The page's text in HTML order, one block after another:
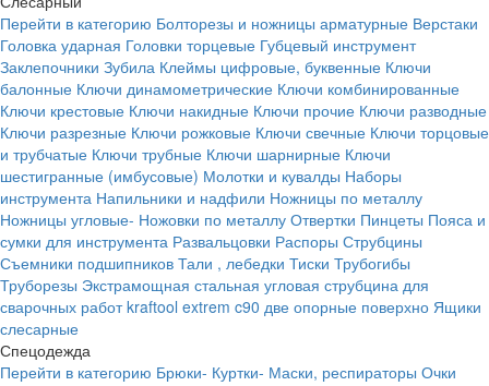
Перейти в категорию Болторезы и ножницы арматурные Верстаки
Головка ударная Головки торцевые Губцевый инструмент
Заклепочники Зубила Клеймы цифровые, буквенные Ключи
балонные Ключи динамометрические Ключи комбинированные
Ключи крестовые Ключи накидные Ключи прочие Ключи разводные
Ключи разрезные Ключи рожковые Ключи свечные Ключи торцовые
и трубчатые Ключи трубные Ключи шарнирные Ключи
шестигранные (имбусовые) Молотки и кувалды Наборы
инструмента Напильники и надфили Ножницы по металлу
Ножницы угловые- Ножовки по металлу Отвертки Пинцеты Пояса и
сумки для инструмента Развальцовки Распоры Струбцины
Съемники подшипников Тали , лебедки Тиски Трубогибы
Труборезы Экстрамощная стальная угловая струбцина для
сварочных работ kraftool extrem c90 две опорные поверхно Ящики
слесарные
Спецодежда
Перейти в категорию Брюки- Куртки- Маски, респираторы Очки